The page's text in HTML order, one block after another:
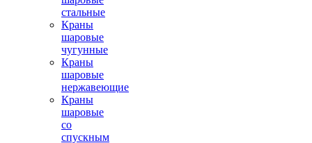
стальные
Краны
шаровые
чугунные
Краны
шаровые
нержавеющие
Краны
шаровые
со
спускным